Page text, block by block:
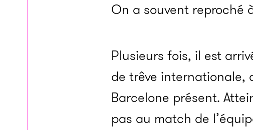
On a souvent reproché
Plusieurs fois, il est
de trêve internationale,
Barcelone présent.
pas au match de